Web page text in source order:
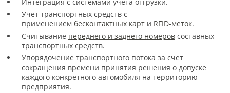
Учет транспортных средств с
применением бесконтактных карт и RFID-меток.
Считывание переднего и заднего номеров составных
транспортных средств.
Упорядочение транспортного потока за счет
сокращения времени принятия решения о допуске
каждого конкретного автомобиля на территорию
предприятия.